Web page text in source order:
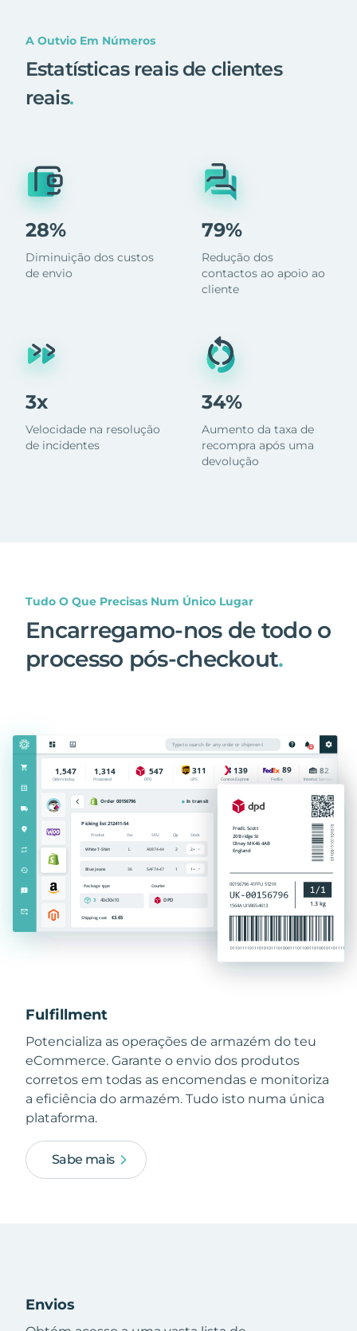
A Outvio Em Números
Estatísticas reais de clientes
reais.
28%
Diminuição dos custos
de envio
3x
Velocidade na resolução
de incidentes
79%
Redução dos
contactos ao apoio ao
cliente
34%
Aumento da taxa de
recompra após uma
devolução
Tudo O Que Precisas Num Único Lugar
Encarregamo-nos de todo o
processo pós-checkout.
Fulfillment
Potencializa as operações de armazém do teu
eCommerce. Garante o envio dos produtos
corretos em todas as encomendas e monitoriza
a eficiência do armazém. Tudo isto numa única
plataforma.
Sabe mais
Envios